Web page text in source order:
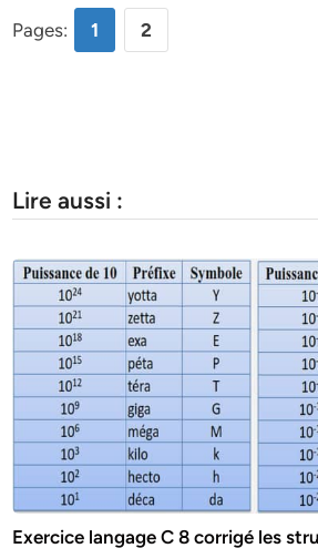
Pages: 1 2
Lire aussi :
Exercice langage C 8 corrigé les